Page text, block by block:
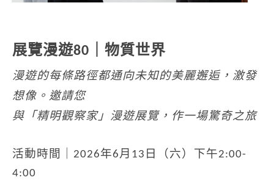
展覽漫遊80｜物質世界
漫遊的每條路徑都通向未知的美麗邂逅，激發
想像。邀請您
與「精明觀察家」漫遊展覽，作一場驚奇之旅
活動時間｜2026年6月13日（六）下午2:00-
4:00